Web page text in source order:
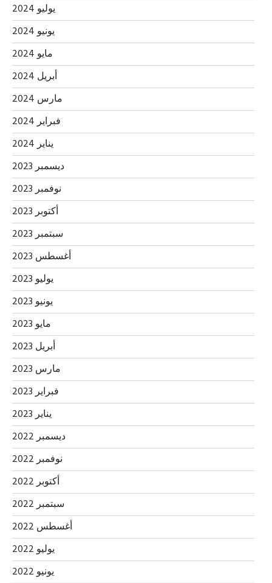
يوليو 2024
يونيو 2024
مايو 2024
أبريل 2024
مارس 2024
فبراير 2024
يناير 2024
ديسمبر 2023
نوفمبر 2023
أكتوبر 2023
سبتمبر 2023
أغسطس 2023
يوليو 2023
يونيو 2023
مايو 2023
أبريل 2023
مارس 2023
فبراير 2023
يناير 2023
ديسمبر 2022
نوفمبر 2022
أكتوبر 2022
سبتمبر 2022
أغسطس 2022
يوليو 2022
يونيو 2022